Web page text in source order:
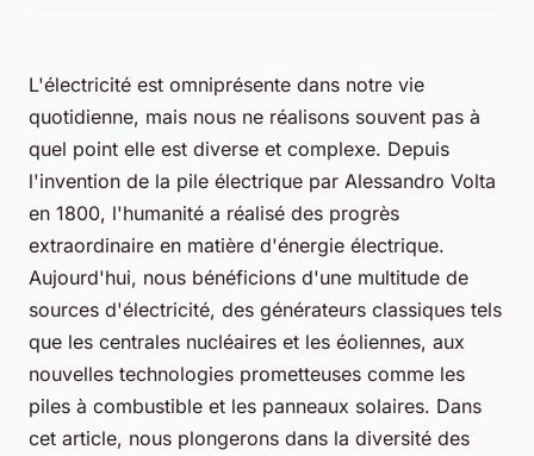
L'électricité est omniprésente dans notre vie
quotidienne, mais nous ne réalisons souvent pas à
quel point elle est diverse et complexe. Depuis
l'invention de la pile électrique par Alessandro Volta
en 1800, l'humanité a réalisé des progrès
extraordinaire en matière d'énergie électrique.
Aujourd'hui, nous bénéficions d'une multitude de
sources d'électricité, des générateurs classiques tels
que les centrales nucléaires et les éoliennes, aux
nouvelles technologies prometteuses comme les
piles à combustible et les panneaux solaires. Dans
cet article, nous plongerons dans la diversité des